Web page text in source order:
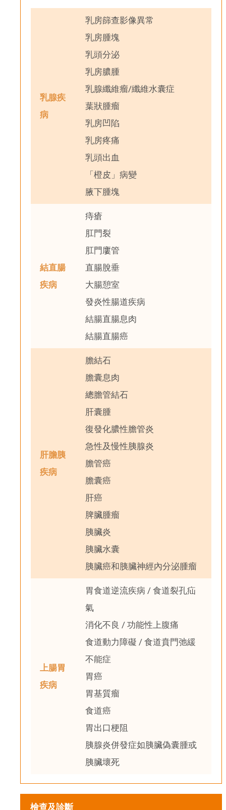
乳腺疾
病
乳房篩查影像異常
乳房腫塊
乳頭分泌
乳房膿腫
乳腺纖維瘤/纖維水囊症
葉狀腫瘤
乳房凹陷
乳房疼痛
乳頭出血
「橙皮」病變
腋下腫塊
結直腸
疾病
痔瘡
肛門裂
肛門廔管
直腸脫垂
大腸憩室
發炎性腸道疾病
結腸直腸息肉
結腸直腸癌
肝膽胰
疾病
膽結石
膽囊息肉
總膽管結石
肝囊腫
復發化膿性膽管炎
急性及慢性胰腺炎
膽管癌
膽囊癌
肝癌
脾臟腫瘤
胰臟炎
胰臟水囊
胰臟癌和胰臟神經內分泌腫瘤
上腸胃
疾病
胃食道逆流疾病 / 食道裂孔疝
氣
消化不良 / 功能性上腹痛
食道動力障礙 / 食道賁門弛緩
不能症
胃癌
胃基質瘤
食道癌
胃出口梗阻
胰腺炎併發症如胰臟偽囊腫或
胰臟壞死
檢查及診斷